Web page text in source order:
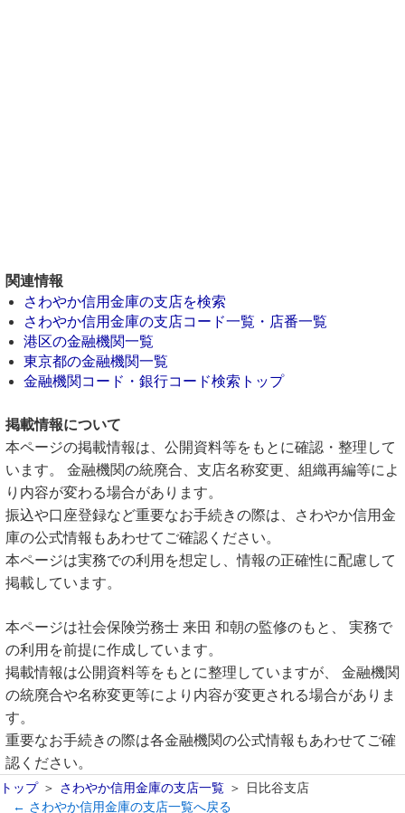
関連情報
さわやか信用金庫の支店を検索
さわやか信用金庫の支店コード一覧・店番一覧
港区の金融機関一覧
東京都の金融機関一覧
金融機関コード・銀行コード検索トップ
掲載情報について
本ページの掲載情報は、公開資料等をもとに確認・整理して
います。 金融機関の統廃合、支店名称変更、組織再編等によ
り内容が変わる場合があります。
振込や口座登録など重要なお手続きの際は、さわやか信用金
庫の公式情報もあわせてご確認ください。
本ページは実務での利用を想定し、情報の正確性に配慮して
掲載しています。
本ページは社会保険労務士 来田 和朝の監修のもと、 実務で
の利用を前提に作成しています。
掲載情報は公開資料等をもとに整理していますが、 金融機関
の統廃合や名称変更等により内容が変更される場合がありま
す。
重要なお手続きの際は各金融機関の公式情報もあわせてご確
認ください。
トップ さわやか信用金庫の支店一覧
日比谷支店
← さわやか信用金庫の支店一覧へ戻る